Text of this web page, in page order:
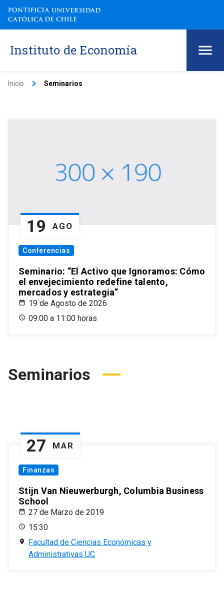
Instituto de Economía
Inicio keyboard_arrow_right Seminarios
19 AGO
Conferencias
Seminario: “El Activo que Ignoramos: Cómo
el envejecimiento redefine talento,
mercados y estrategia”
19 de Agosto de 2026
09:00 a 11:00 horas
Seminarios
27 MAR
Finanzas
Stijn Van Nieuwerburgh, Columbia Business
School
27 de Marzo de 2019
15:30
Facultad de Ciencias Económicas y
Administrativas UC